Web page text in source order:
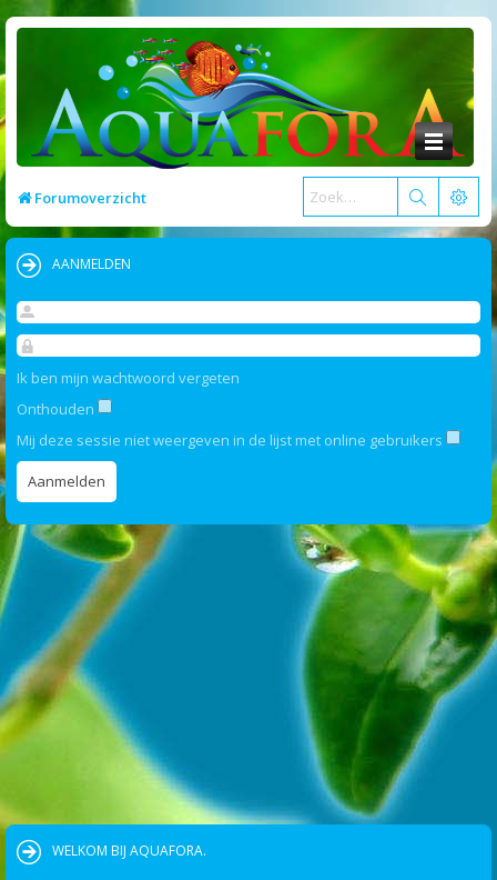
Forumoverzicht
AANMELDEN
Ik ben mijn wachtwoord vergeten
Onthouden
Mij deze sessie niet weergeven in de lijst met online gebruikers
WELKOM BIJ AQUAFORA.